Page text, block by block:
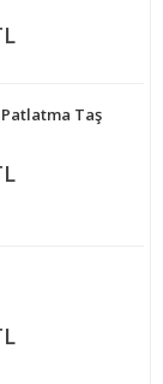
Taş